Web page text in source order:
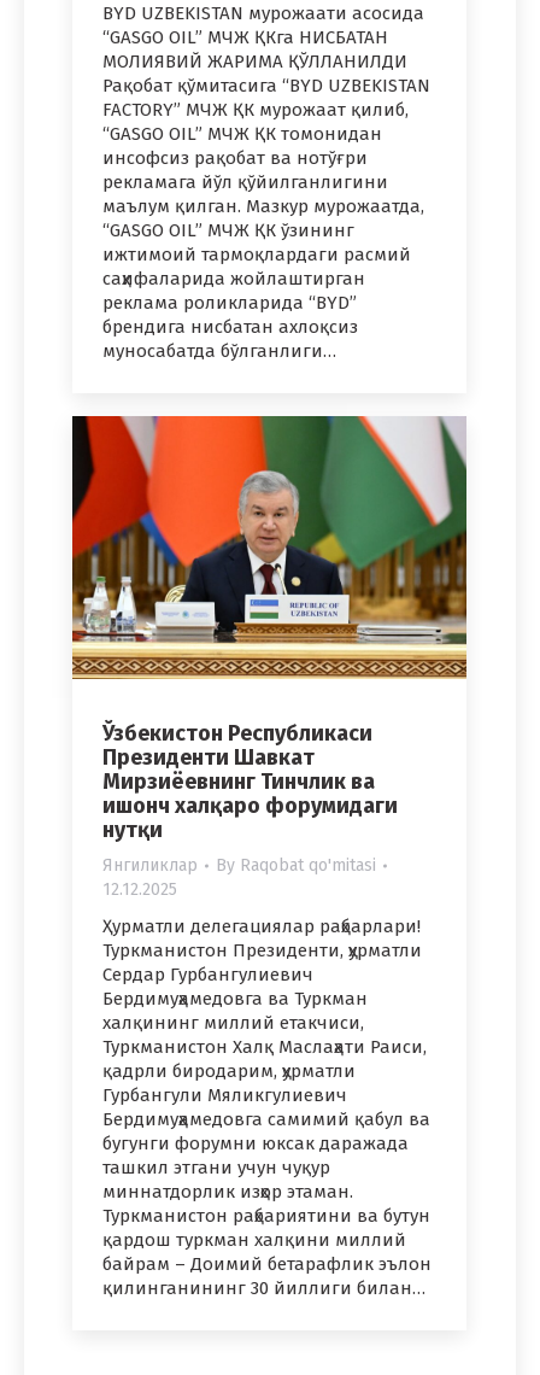
BYD UZBEKISTAN мурожаати асосида
“GASGO OIL” МЧЖ ҚКга НИСБАТАН
МОЛИЯВИЙ ЖАРИМА ҚЎЛЛАНИЛДИ
Рақобат қўмитасига “BYD UZBEKISTAN
FACTORY” МЧЖ ҚК мурожаат қилиб,
“GASGO OIL” МЧЖ ҚК томонидан
инсофсиз рақобат ва нотўғри
рекламага йўл қўйилганлигини
маълум қилган. Мазкур мурожаатда,
“GASGO OIL” МЧЖ ҚК ўзининг
ижтимоий тармоқлардаги расмий
саҳифаларида жойлаштирган
реклама роликларида “BYD”
брендига нисбатан ахлоқсиз
муносабатда бўлганлиги…
Ўзбекистон Республикаси
Президенти Шавкат
Мирзиёевнинг Тинчлик ва
ишонч халқаро форумидаги
нутқи
Янгиликлар By Raqobat qo'mitasi
12.12.2025
Ҳурматли делегациялар раҳбарлари!
Туркманистон Президенти, ҳурматли
Сердар Гурбангулиевич
Бердимуҳамедовга ва Туркман
халқининг миллий етакчиси,
Туркманистон Халқ Маслаҳати Раиси,
қадрли биродарим, ҳурматли
Гурбангули Мяликгулиевич
Бердимуҳамедовга самимий қабул ва
бугунги форумни юксак даражада
ташкил этгани учун чуқур
миннатдорлик изҳор этаман.
Туркманистон раҳбариятини ва бутун
қардош туркман халқини миллий
байрам – Доимий бетарафлик эълон
қилинганининг 30 йиллиги билан…